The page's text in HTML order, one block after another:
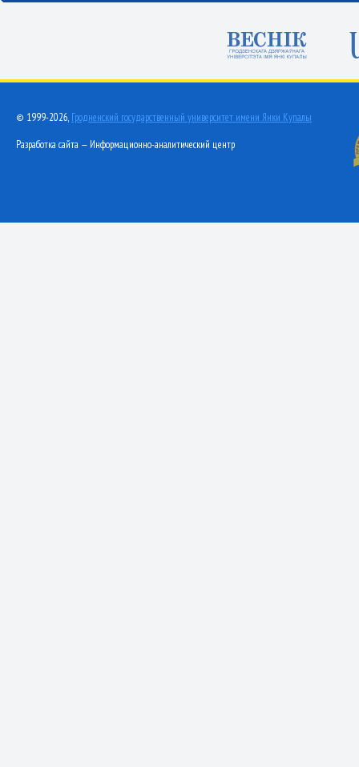
© 1999-2026, Гродненский государственный университет имени Янки Купалы
Разработка сайта — Информационно-аналитический центр